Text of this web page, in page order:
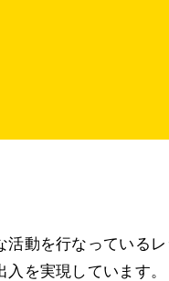
動を行なっている
を実現しています。